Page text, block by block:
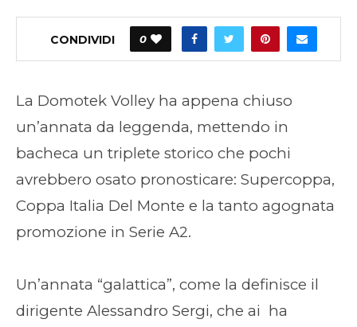
CONDIVIDI 0
La Domotek Volley ha appena chiuso
un’annata da leggenda, mettendo in
bacheca un triplete storico che pochi
avrebbero osato pronosticare: Supercoppa,
Coppa Italia Del Monte e la tanto agognata
promozione in Serie A2.
Un’annata “galattica”, come la definisce il
dirigente Alessandro Sergi, che ai ha